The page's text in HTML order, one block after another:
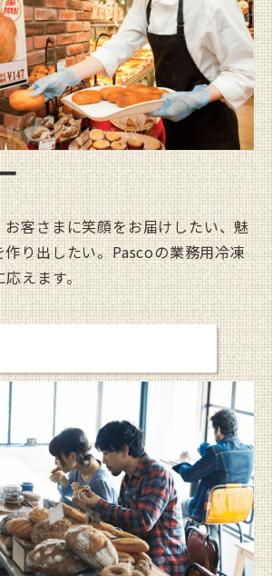
客さまに笑顔をお届けしたい、魅
り出したい。Pascoの業務用冷凍
応えます。